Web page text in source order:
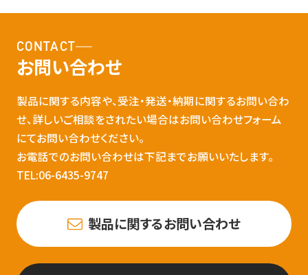
CONTACT
お問い合わせ
製品に関する内容や、受注・発送・納期に関するお問い合わ
せ、詳しいご相談をされたい場合はお問い合わせフォーム
にてお問い合わせください。
お電話でのお問い合わせは下記までお願いいたします。
TEL:06-6435-9747
製品に関するお問い合わせ